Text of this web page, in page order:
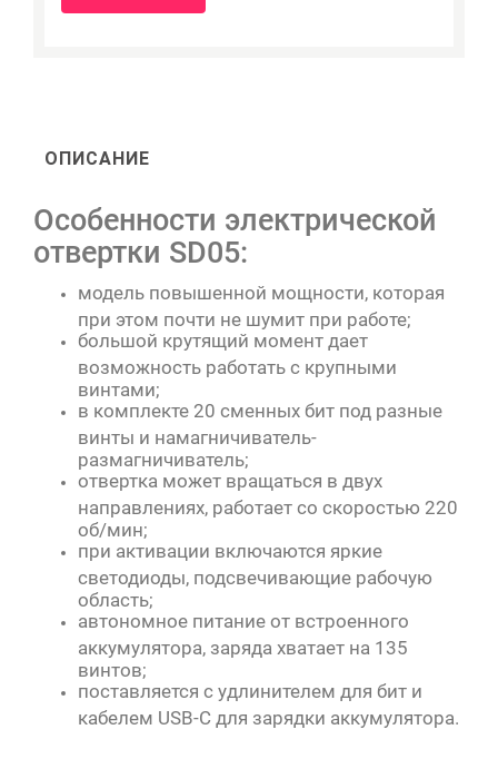
ОПИСАНИЕ
Особенности электрической
отвертки SD05:
модель повышенной мощности, которая
при этом почти не шумит при работе;
большой крутящий момент дает
возможность работать с крупными
винтами;
в комплекте 20 сменных бит под разные
винты и намагничиватель-
размагничиватель;
отвертка может вращаться в двух
направлениях, работает со скоростью 220
об/мин;
при активации включаются яркие
светодиоды, подсвечивающие рабочую
область;
автономное питание от встроенного
аккумулятора, заряда хватает на 135
винтов;
поставляется с удлинителем для бит и
кабелем USB-C для зарядки аккумулятора.